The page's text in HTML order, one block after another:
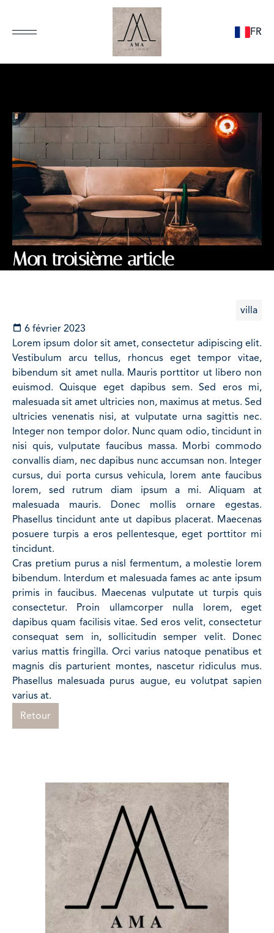
FR
Mon troisième article
villa
6 février 2023
Lorem ipsum dolor sit amet, consectetur adipiscing elit.
Vestibulum arcu tellus, rhoncus eget tempor vitae,
bibendum sit amet nulla. Mauris porttitor ut libero non
euismod. Quisque eget dapibus sem. Sed eros mi,
malesuada sit amet ultricies non, maximus at metus. Sed
ultricies venenatis nisi, at vulputate urna sagittis nec.
Integer non tempor dolor. Nunc quam odio, tincidunt in
nisi quis, vulputate faucibus massa. Morbi commodo
convallis diam, nec dapibus nunc accumsan non. Integer
cursus, dui porta cursus vehicula, lorem ante faucibus
lorem, sed rutrum diam ipsum a mi. Aliquam at
malesuada mauris. Donec mollis ornare egestas.
Phasellus tincidunt ante ut dapibus placerat. Maecenas
posuere turpis a eros pellentesque, eget porttitor mi
tincidunt.
Cras pretium purus a nisl fermentum, a molestie lorem
bibendum. Interdum et malesuada fames ac ante ipsum
primis in faucibus. Maecenas vulputate ut turpis quis
consectetur. Proin ullamcorper nulla lorem, eget
dapibus quam facilisis vitae. Sed eros velit, consectetur
consequat sem in, sollicitudin semper velit. Donec
varius mattis fringilla. Orci varius natoque penatibus et
magnis dis parturient montes, nascetur ridiculus mus.
Phasellus malesuada purus augue, eu volutpat sapien
varius at.
Retour